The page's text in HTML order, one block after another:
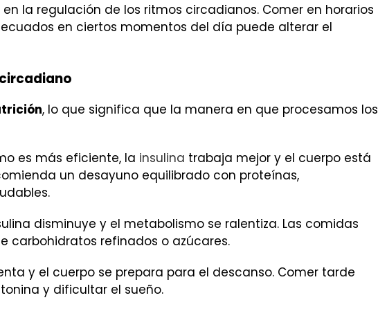
la regulación de los ritmos circadianos. Comer en horarios
en ciertos momentos del día puede alterar el
, lo que significa que la manera en que procesamos los
es más eficiente, la insulina trabaja mejor y el cuerpo está
un desayuno equilibrado con proteínas,
disminuye y el metabolismo se ralentiza. Las comidas
carbohidratos refinados o azúcares.
y el cuerpo se prepara para el descanso. Comer tarde
y dificultar el sueño.